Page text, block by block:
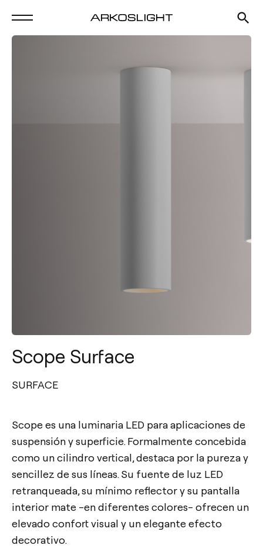
Scope Surface
SURFACE
Scope es una luminaria LED para aplicaciones de
suspensión y superficie. Formalmente concebida
como un cilindro vertical, destaca por la pureza y
sencillez de sus líneas. Su fuente de luz LED
retranqueada, su mínimo reflector y su pantalla
interior mate -en diferentes colores- ofrecen un
elevado confort visual y un elegante efecto
decorativo.